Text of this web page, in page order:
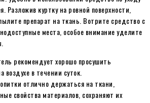
Разложив куртку на ровной поверхности,
препарат на ткань. Вотрите средство с
места, особое внимание уделите
рекомендует хорошо просушить
в течении суток.
отлично держаться на ткани,
свойства материалов, сохраняют их